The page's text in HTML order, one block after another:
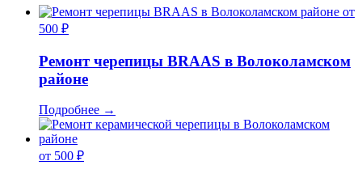
от
500 ₽
Ремонт черепицы BRAAS в Волоколамском
районе
Подробнее →
от 500 ₽